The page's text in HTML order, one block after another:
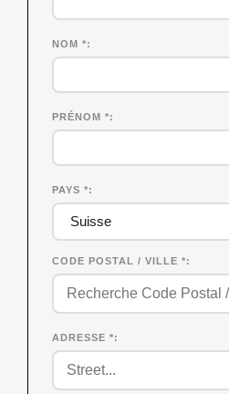
NOM*
PRÉNOM*
PAYS *
CODE POSTAL / VILLE *
ADRESSE *